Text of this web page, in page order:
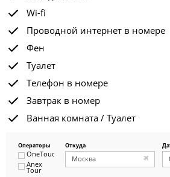
Wi-fi
Проводной интернет в номере
Фен
Туалет
Телефон в номере
Завтрак в номер
Ванная комната / Туалет
Операторы
OneTouch&Travel
Anex
Tour
Откуда